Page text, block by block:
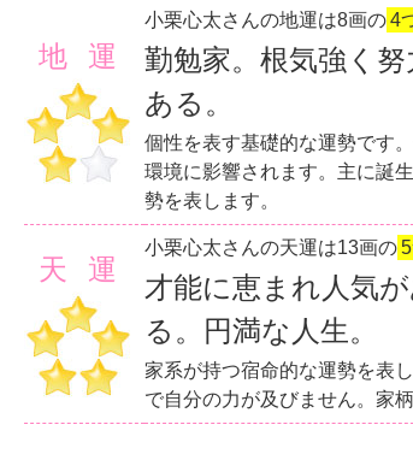
地運
小栗心太さんの地運は8画の4
勤勉家。根気強く
ある。
個性を表す基礎的な運勢です
環境に影響されます。主に誕
勢を表します。
天運
小栗心太さんの天運は13画の
才能に恵まれ人気
る。円満な人生。
家系が持つ宿命的な運勢を表
で自分の力が及びません。家